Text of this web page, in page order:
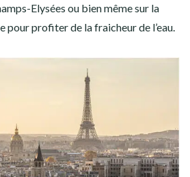
Elysées ou bien même sur la
pour profiter de la fraicheur de l’eau.